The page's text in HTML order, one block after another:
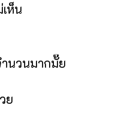
ห็น
นวนมากมั๊ย
ย